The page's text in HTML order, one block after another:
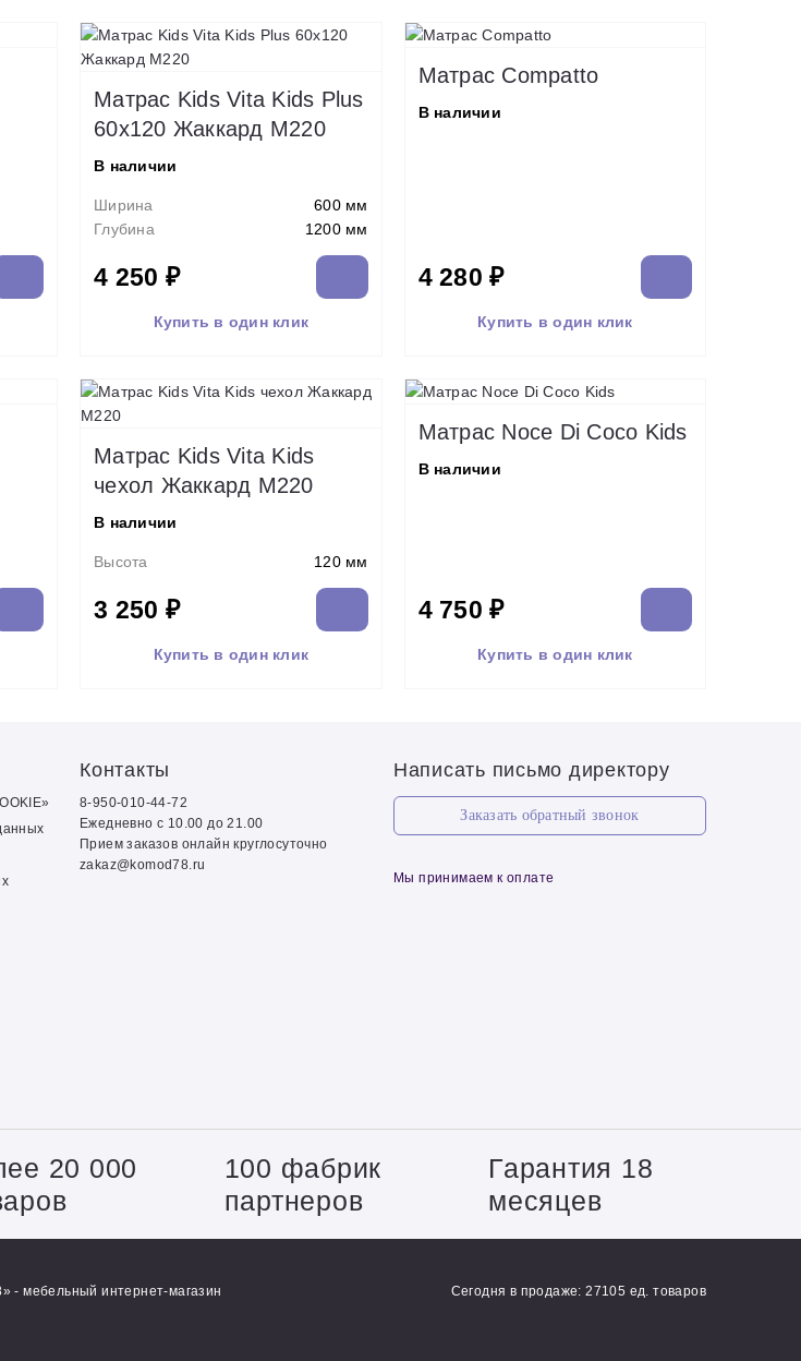
Матрас Kids Vita Kids Plus
60x120 Жаккард M220
В наличии
Ширина
600 мм
Глубина
1200 мм
4 250 ₽
Купить в один клик
Матрас Compatto
В наличии
4 280 ₽
Купить в один клик
Матрас Kids Vita Kids
чехол Жаккард M220
В наличии
Высота 120 мм
3 250 ₽
Купить в один клик
Матрас Noce Di Coco Kids
В наличии
4 750 ₽
Купить в один клик
Контакты
8-950-010-44-72
Ежедневно с 10.00 до 21.00
Прием заказов онлайн круглосуточно
zakaz@komod78.ru
Написать письмо директору
Заказать обратный звонок
Мы принимаем к оплате
20 000
100 фабрик
партнеров
Гарантия 18
месяцев
- мебельный интернет-магазин Сегодня в продаже: 27105 ед. товаров